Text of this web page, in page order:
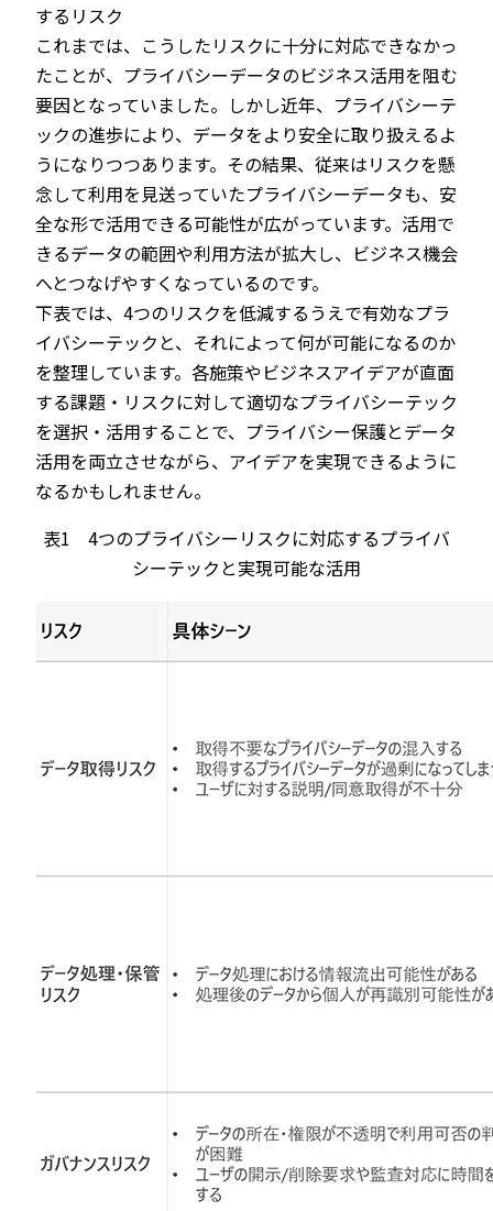
するリスク
これまでは、こうしたリスクに十分に対応できなかっ
たことが、プライバシーデータのビジネス活用を阻む
要因となっていました。しかし近年、プライバシーテ
ックの進歩により、データをより安全に取り扱えるよ
うになりつつあります。その結果、従来はリスクを懸
念して利用を見送っていたプライバシーデータも、安
全な形で活用できる可能性が広がっています。活用で
きるデータの範囲や利用方法が拡大し、ビジネス機会
へとつなげやすくなっているのです。
下表では、4つのリスクを低減するうえで有効なプラ
イバシーテックと、それによって何が可能になるのか
を整理しています。各施策やビジネスアイデアが直面
する課題・リスクに対して適切なプライバシーテック
を選択・活用することで、プライバシー保護とデータ
活用を両立させながら、アイデアを実現できるように
なるかもしれません。
表1 4つのプライバシーリスクに対応するプライバ
シーテックと実現可能な活用